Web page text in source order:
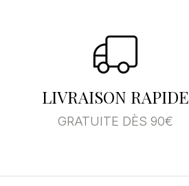
LIVRAISON RAPIDE
GRATUITE DÈS 90€